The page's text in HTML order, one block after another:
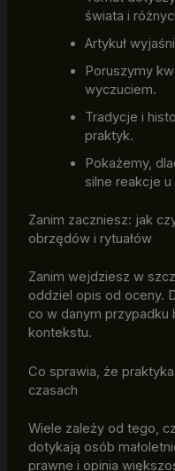
świata i
Artykuł
Poruszymy
wyczuciem.
Tradycje i
praktyk.
Pokażemy,
silne reakcje u
Zanim zaczniesz: jak
obrzędów i rytuałów
Zanim wejdziesz w
oddziel opis od oceny.
co w danym przypadku
kontekstu.
Co sprawia, że
czasach
Wiele zależy od tego,
dotykają osób
prawne i opinia